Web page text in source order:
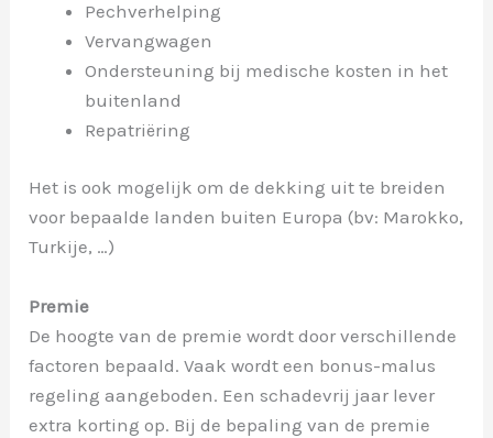
Pechverhelping
Vervangwagen
Ondersteuning bij medische kosten in het
buitenland
Repatriëring
Het is ook mogelijk om de dekking uit te breiden
voor bepaalde landen buiten Europa (bv: Marokko,
Turkije, …)
Premie
De hoogte van de premie wordt door verschillende
factoren bepaald. Vaak wordt een bonus-malus
regeling aangeboden. Een schadevrij jaar lever
extra korting op. Bij de bepaling van de premie